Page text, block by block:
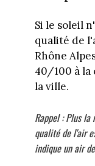
Si le soleil
qualité de
Rhône
40/100 à la
la ville.
Rappel : Plus la
qualité de l'air
indique un air